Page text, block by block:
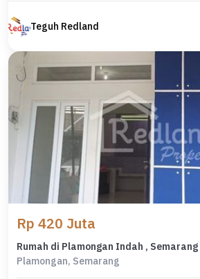
Teguh Redland
Rp 420 Juta
Rumah di Plamongan Indah , Semarang
Plamongan, Semarang